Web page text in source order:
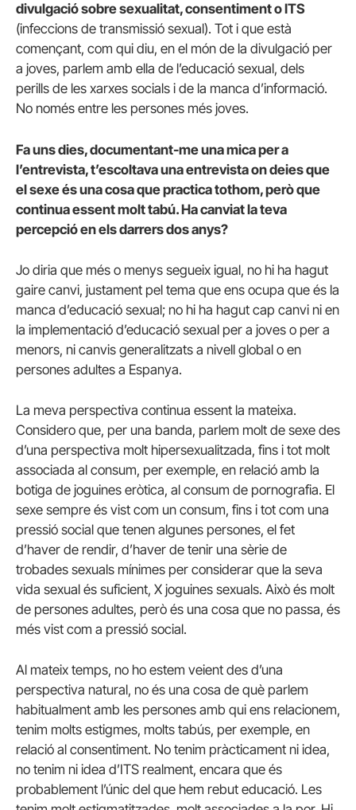
divulgació sobre sexualitat, consentiment o ITS
(infeccions de transmissió sexual). Tot i que està
començant, com qui diu, en el món de la divulgació per
a joves, parlem amb ella de l’educació sexual, dels
perills de les xarxes socials i de la manca d’informació.
No només entre les persones més joves.
Fa uns dies, documentant-me una mica per a
l’entrevista, t’escoltava una entrevista on deies que
el sexe és una cosa que practica tothom, però que
continua essent molt tabú. Ha canviat la teva
percepció en els darrers dos anys?
Jo diria que més o menys segueix igual, no hi ha hagut
gaire canvi, justament pel tema que ens ocupa que és la
manca d’educació sexual; no hi ha hagut cap canvi ni en
la implementació d’educació sexual per a joves o per a
menors, ni canvis generalitzats a nivell global o en
persones adultes a Espanya.
La meva perspectiva continua essent la mateixa.
Considero que, per una banda, parlem molt de sexe des
d’una perspectiva molt hipersexualitzada, fins i tot molt
associada al consum, per exemple, en relació amb la
botiga de joguines eròtica, al consum de pornografia. El
sexe sempre és vist com un consum, fins i tot com una
pressió social que tenen algunes persones, el fet
d’haver de rendir, d’haver de tenir una sèrie de
trobades sexuals mínimes per considerar que la seva
vida sexual és suficient, X joguines sexuals. Això és molt
de persones adultes, però és una cosa que no passa, és
més vist com a pressió social.
Al mateix temps, no ho estem veient des d’una
perspectiva natural, no és una cosa de què parlem
habitualment amb les persones amb qui ens relacionem,
tenim molts estigmes, molts tabús, per exemple, en
relació al consentiment. No tenim pràcticament ni idea,
no tenim ni idea d’ITS realment, encara que és
probablement l’únic del que hem rebut educació. Les